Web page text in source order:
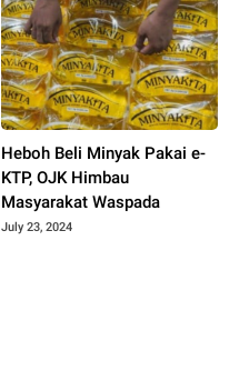
Heboh Beli Minyak Pakai e-
KTP, OJK Himbau
Masyarakat Waspada
July 23, 2024